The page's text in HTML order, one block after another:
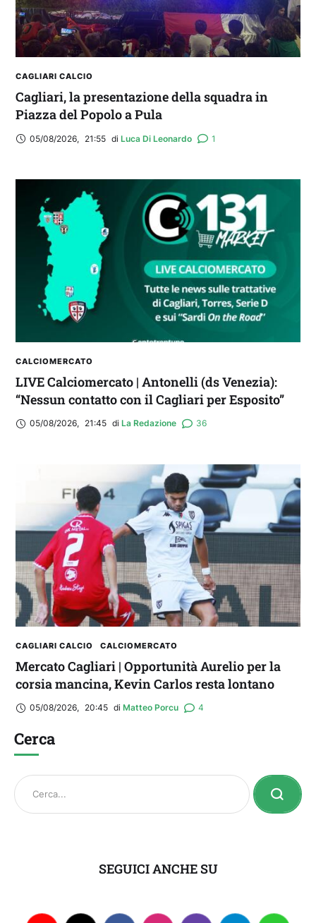
CAGLIARI CALCIO
Cagliari, la presentazione della squadra in
Piazza del Popolo a Pula
05/08/2026, 21:55 di Luca Di Leonardo 1
CALCIOMERCATO
LIVE Calciomercato | Antonelli (ds Venezia):
“Nessun contatto con il Cagliari per Esposito”
05/08/2026, 21:45 di La Redazione 36
CAGLIARI CALCIO CALCIOMERCATO
Mercato Cagliari | Opportunità Aurelio per la
corsia mancina, Kevin Carlos resta lontano
05/08/2026, 20:45 di Matteo Porcu 4
Cerca
SEGUICI ANCHE SU